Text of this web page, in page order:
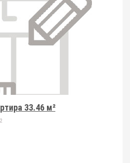
33.46 м²
2